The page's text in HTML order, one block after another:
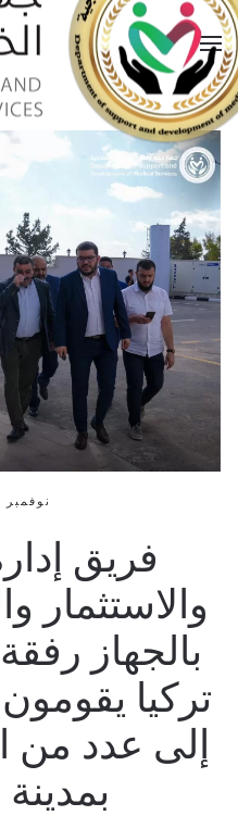
نوفمبر 13, 2024
فريق
والاستثمار
بالجهاز
تركيا يقومون
إلى عدد من